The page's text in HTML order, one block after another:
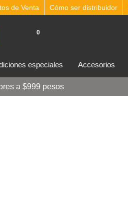
de Venta Cómo ser distribuidor
0
especiales accesorios
a $999 pesos